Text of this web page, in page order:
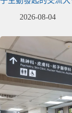
2026-08-04